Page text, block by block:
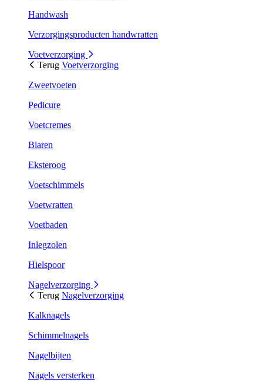
Handwash
Verzorgingsproducten handwratten
Voetverzorging
Terug Voetverzorging
Zweetvoeten
Pedicure
Voetcremes
Blaren
Eksteroog
Voetschimmels
Voetwratten
Voetbaden
Inlegzolen
Hielspoor
Nagelverzorging
Terug Nagelverzorging
Kalknagels
Schimmelnagels
Nagelbijten
Nagels versterken